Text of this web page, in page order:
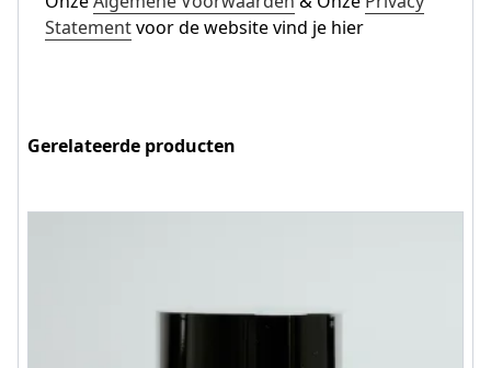
Statementvoor de website vind je hier
Gerelateerde producten